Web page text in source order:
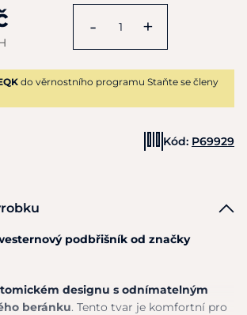
- +
do věrnostního programu Staňte se členy
Kód: P69929
podbřišník od značky
designu s odnímatelným
beránku. Tento tvar je komfortní pro